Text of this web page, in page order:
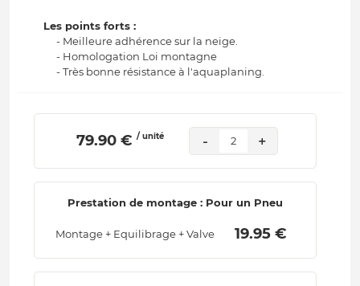
Les points forts :
- Meilleure adhérence sur la neige.
- Homologation Loi montagne
- Très bonne résistance à l'aquaplaning.
79.90 € / unité - 2 +
Prestation de montage : Pour un Pneu
Montage + Equilibrage + Valve 19.95 €